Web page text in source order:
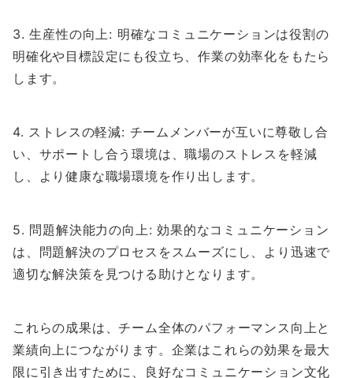
3. 生産性の向上: 明確なコミュニケーションは役割の
明確化や目標設定にも役立ち、作業の効率化をもたら
します。
4. ストレスの軽減: チームメンバーが互いに尊敬し合
い、サポートし合う環境は、職場のストレスを軽減
し、より健康な職場環境を作り出します。
5. 問題解決能力の向上: 効果的なコミュニケーション
は、問題解決のプロセスをスムーズにし、より迅速で
適切な解決策を見つける助けとなります。
これらの成果は、チーム全体のパフォーマンス向上と
業績向上につながります。企業はこれらの効果を最大
限に引き出すために、良好なコミュニケーション文化